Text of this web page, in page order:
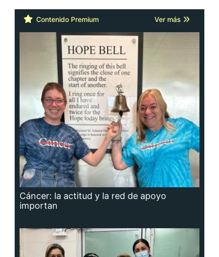
Contenido Premium Ver más
Cáncer: la actitud y la red de apoyo
importan